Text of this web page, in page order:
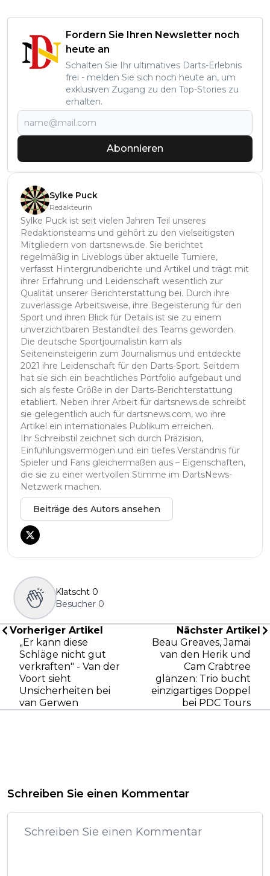
Fordern Sie Ihren Newsletter noch
heute an
Schalten Sie Ihr ultimatives Darts-Erlebnis
frei - melden Sie sich noch heute an, um
exklusiven Zugang zu den Top-Stories zu
erhalten.
Abonnieren
Sylke Puck
Redakteurin
Sylke Puck ist seit vielen Jahren Teil unseres
Redaktionsteams und gehört zu den vielseitigsten
Mitgliedern von dartsnews.de. Sie berichtet
regelmäßig in Liveblogs über aktuelle Turniere,
verfasst Hintergrundberichte und Artikel und trägt mit
ihrer Erfahrung und Leidenschaft wesentlich zur
Qualität unserer Berichterstattung bei. Durch ihre
zuverlässige Arbeitsweise, ihre Begeisterung für den
Sport und ihren Blick für Details ist sie zu einem
unverzichtbaren Bestandteil des Teams geworden.
Die deutsche Sportjournalistin kam als
Seiteneinsteigerin zum Journalismus und entdeckte
2021 ihre Leidenschaft für den Darts-Sport. Seitdem
hat sie sich ein beachtliches Portfolio aufgebaut und
sich als feste Größe in der Darts-Berichterstattung
etabliert. Neben ihrer Arbeit für dartsnews.de schreibt
sie gelegentlich auch für dartsnews.com, wo ihre
Artikel ein internationales Publikum erreichen.
Ihr Schreibstil zeichnet sich durch Präzision,
Einfühlungsvermögen und ein tiefes Verständnis für
Spieler und Fans gleichermaßen aus – Eigenschaften,
die sie zu einer wertvollen Stimme im DartsNews-
Netzwerk machen.
Beiträge des Autors ansehen
Klatscht 0
Besucher 0
Vorheriger Artikel
„Er kann diese
Schläge nicht gut
verkraften" - Van der
Voort sieht
Unsicherheiten bei
van Gerwen
Nächster Artikel
Beau Greaves, Jamai
van den Herik und
Cam Crabtree
glänzen: Trio bucht
einzigartiges Doppel
bei PDC Tours
Schreiben Sie einen Kommentar